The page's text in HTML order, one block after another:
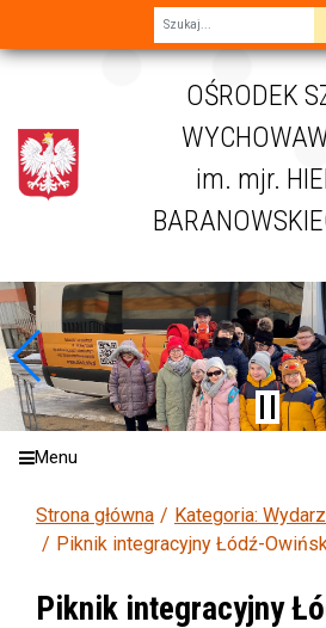
OŚRODEK
im. mjr.
Menu
Strona główna
Kategoria:
Piknik integracyjny Łódź-
Piknik integracyjny